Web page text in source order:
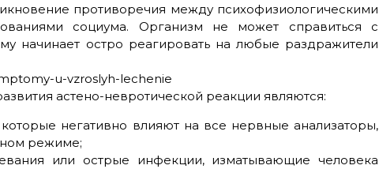
противоречия между психофизиологическими
социума. Организм не может справиться с
начинает остро реагировать на любые раздражители
астено-невротической реакции являются:
негативно влияют на все нервные анализаторы,
режиме;
или острые инфекции, изматывающие человека